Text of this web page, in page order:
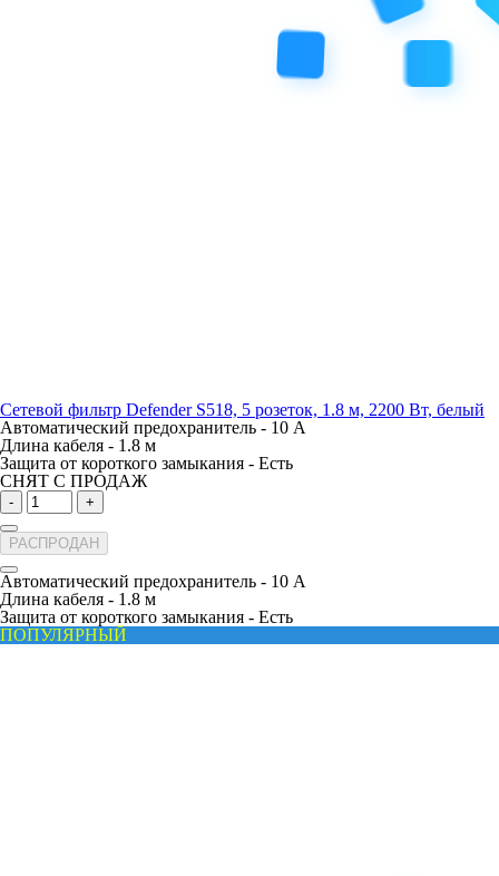
Сетевой фильтр Defender S518, 5 розеток, 1.8 м, 2200 Вт, белый
Автоматический предохранитель - 10 А
Длина кабеля - 1.8 м
Защита от короткого замыкания - Есть
СНЯТ С ПРОДАЖ
- +
РАСПРОДАН
Автоматический предохранитель - 10 А
Длина кабеля - 1.8 м
Защита от короткого замыкания - Есть
ПОПУЛЯРНЫЙ